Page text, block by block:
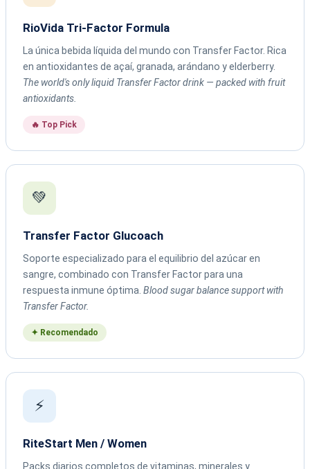
RioVida Tri-Factor Formula
La única bebida líquida del mundo con Transfer Factor. Rica
en antioxidantes de açaí, granada, arándano y elderberry.
The world's only liquid Transfer Factor drink — packed with fruit
antioxidants.
🔥 Top Pick
💚
Transfer Factor Glucoach
Soporte especializado para el equilibrio del azúcar en
sangre, combinado con Transfer Factor para una
respuesta inmune óptima. Blood sugar balance support with
Transfer Factor.
✦ Recomendado
⚡
RiteStart Men / Women
Packs diarios completos de vitaminas, minerales y